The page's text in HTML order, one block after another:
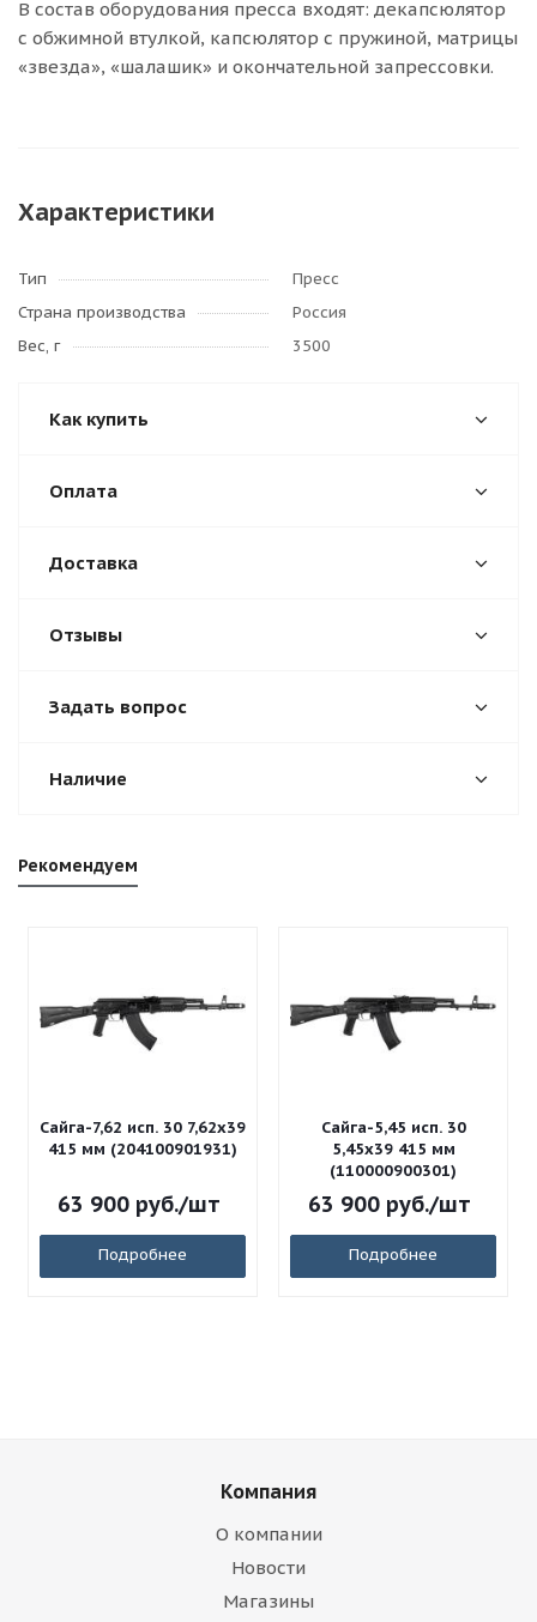
В состав оборудования пресса входят: декапсюлятор
с обжимной втулкой, капсюлятор с пружиной, матрицы
«звезда», «шалашик» и окончательной запрессовки.
Характеристики
Тип
Пресс
Страна производства
Россия
Вес, г
3500
Как купить
Оплата
Доставка
Отзывы
Задать вопрос
Наличие
Рекомендуем
Сайга-7,62 исп. 30 7,62x39
415 мм (204100901931)
63 900руб./шт
Подробнее
Сайга-5,45 исп. 30
5,45x39 415 мм
(110000900301)
63 900руб./шт
Подробнее
Компания
О компании
Новости
Магазины